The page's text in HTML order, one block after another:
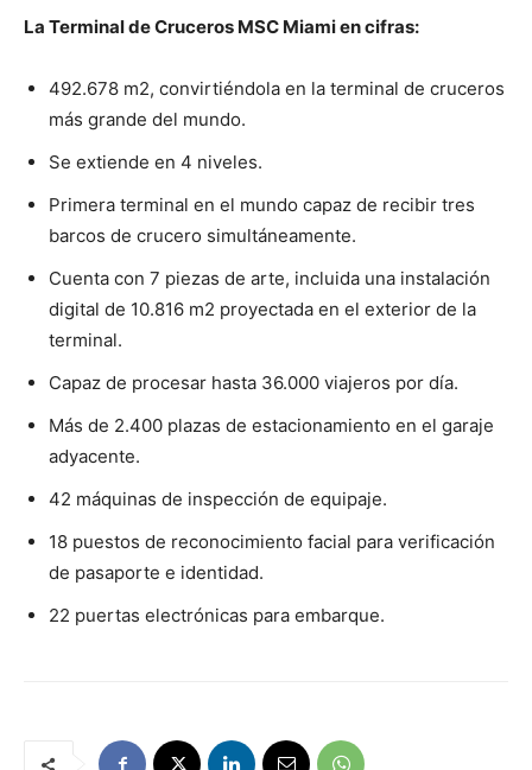
La Terminal de Cruceros MSC Miami en cifras:
492.678 m2, convirtiéndola en la terminal de cruceros
más grande del mundo.
Se extiende en 4 niveles.
Primera terminal en el mundo capaz de recibir tres
barcos de crucero simultáneamente.
Cuenta con 7 piezas de arte, incluida una instalación
digital de 10.816 m2 proyectada en el exterior de la
terminal.
Capaz de procesar hasta 36.000 viajeros por día.
Más de 2.400 plazas de estacionamiento en el garaje
adyacente.
42 máquinas de inspección de equipaje.
18 puestos de reconocimiento facial para verificación
de pasaporte e identidad.
22 puertas electrónicas para embarque.